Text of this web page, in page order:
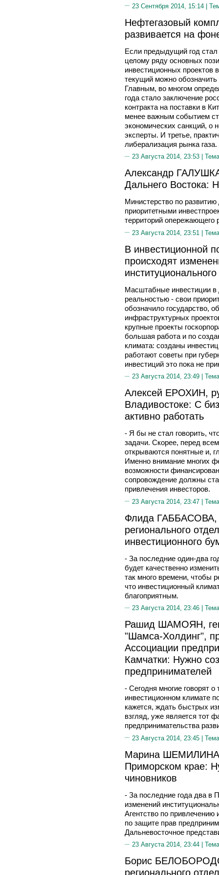
23 Сентября 2014, 15:14 |
Нефтегазовый
развивается на
Если предыдущий год стал
целому ряду основных
инвестиционных проектов
текущий можно обозначить
Главным, во многом
года стало заключение
контракта на поставки в
менее важным событием
экономических санкций, о
эксперты. И третье,
либерализация рынка газа.
23 Августа 2014, 23:53 |
Александр
Дальнего Востока:
Министерство по
приоритетными
территорий опережающего
23 Августа 2014, 23:51 |
В инвестиционной
происходят
Масштабные инвестиции в
реальностью - свои
обозначило государство,
инфраструктурных
крупные проекты
большая работа и по
климата: созданы
работают советы при
инвестиций это пока не
23 Августа 2014, 23:49 |
Алексей ЕРОХИН,
Владивостоке: С
активно работать
- Я бы не стал говорить,
задачи. Скорее, перед
открываются понятные и,
Именно внимание многих
возможности
сопровождение должны
привлечения инвесторов.
23 Августа 2014, 23:47 |
Флида ГАББАСОВА,
регионального
инвестиционного
- За последние один-два
будет качественно
так много времени, чтобы
что инвестиционный
благоприятным.
23 Августа 2014, 23:46 |
Рашид ШАМОЯН,
"Шамса-Холдинг",
Ассоциации
Камчатки: Нужно
предпринимателей
- Сегодня многие говорят
инвестиционном климате
кажется, ждать быстрых
взгляд, уже является тот
предпринимательства
23 Августа 2014, 23:45 |
Марина ШЕМИЛИНА,
Приморском крае:
чиновников
- За последние года два в
изменений
Агентство по привлечению
по защите прав
Дальневосточное
23 Августа 2014, 23:44 |
Борис
регионального